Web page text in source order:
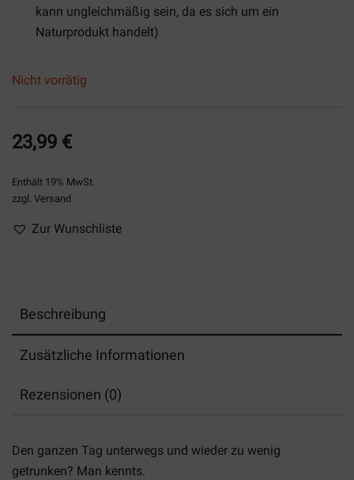
kann ungleichmäßig sein, da es sich um ein
Naturprodukt handelt)
Nicht vorrätig
23,99 €
Enthält 19% MwSt.
zzgl. Versand
Zur Wunschliste
Beschreibung
Zusätzliche Informationen
Rezensionen (0)
Den ganzen Tag unterwegs und wieder zu wenig
getrunken? Man kennts.